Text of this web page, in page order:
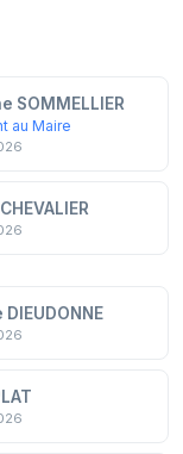
SOMMELLIER
au Maire